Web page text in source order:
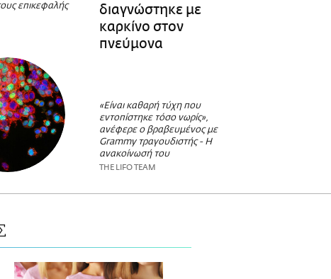
επικεφαλής
διαγνώστηκε με
καρκίνο στον
πνεύμονα
«Είναι καθαρή τύχη που
εντοπίστηκε τόσο νωρίς»,
ανέφερε ο βραβευμένος με
Grammy τραγουδιστής - Η
ανακοίνωσή του
THE LIFO TEAM